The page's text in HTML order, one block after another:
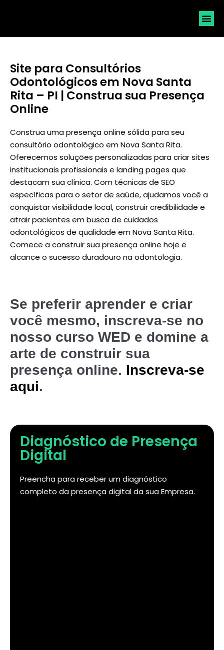
Site para Consultórios
Odontológicos em Nova Santa
Rita – PI | Construa sua Presença
Online
Construa uma presença online sólida para seu
consultório odontológico em Nova Santa Rita.
Oferecemos soluções personalizadas para criar sites
institucionais profissionais e landing pages que
destacam sua clínica. Com técnicas de SEO
específicas para o setor de saúde, ajudamos você a
conquistar visibilidade local, construir credibilidade e
atrair pacientes em busca de cuidados
odontológicos de qualidade em Nova Santa Rita.
Comece a construir sua presença online hoje e
alcance o sucesso duradouro na odontologia.
Se preferir aprender e criar
você mesmo, inscreva-se no
nosso curso WED e domine a
arte de construir sua
presença online. Inscreva-se
aqui.
Diagnóstico de Presença
Digital
Preencha para receber um diagnóstico
completo da presença digital da sua Empresa.